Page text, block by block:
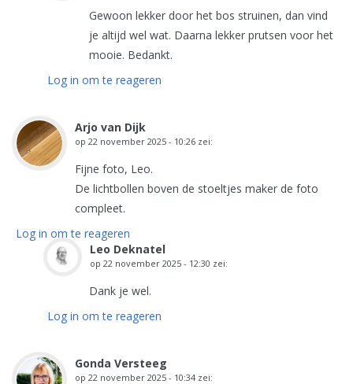
Gewoon lekker door het bos struinen, dan vind
je altijd wel wat. Daarna lekker prutsen voor het
mooie. Bedankt.
Log in om te reageren
Arjo van Dijk
op 22 november 2025 - 10:26 zei:
Fijne foto, Leo.
De lichtbollen boven de stoeltjes maker de foto
compleet.
Log in om te reageren
Leo Deknatel
op 22 november 2025 - 12:30 zei:
Dank je wel.
Log in om te reageren
Gonda Versteeg
op 22 november 2025 - 10:34 zei: